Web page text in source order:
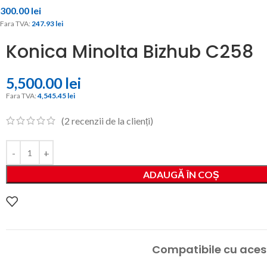
300.00 lei
Fara TVA: 247.93 lei
Konica Minolta Bizhub C258
5,500.00 lei
Fara TVA: 4,545.45 lei
(2 recenzii de la clienți)
ADAUGĂ ÎN COȘ
Compatibile cu